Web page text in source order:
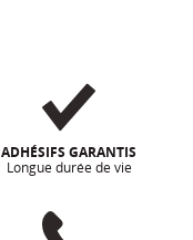
ADHÉSIFS GARANTIS
Longue durée de vie